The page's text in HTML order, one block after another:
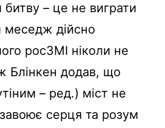
битву – це не виграти
меседж дійсно
росЗМІ ніколи не
Блінкен додав, що
– ред.) міст не
серця та розум